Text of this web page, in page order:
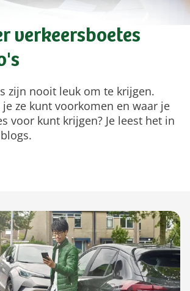
verkeersboetes
zijn nooit leuk om te krijgen.
ze kunt voorkomen en waar je
voor kunt krijgen? Je leest het in